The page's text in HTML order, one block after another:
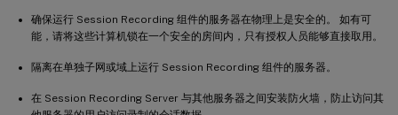
确保运行 Session Recording 组件的服务器在物理上是安全的。 如有可
能，请将这些计算机锁在一个安全的房间内，只有授权人员能够直接取用。
隔离在单独子网或域上运行 Session Recording 组件的服务器。
在 Session Recording Server 与其他服务器之间安装防火墙，防止访问其